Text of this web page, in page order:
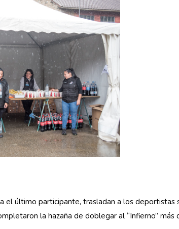
el último participante, trasladan a los deportistas
la hazaña de doblegar al “Infierno” más